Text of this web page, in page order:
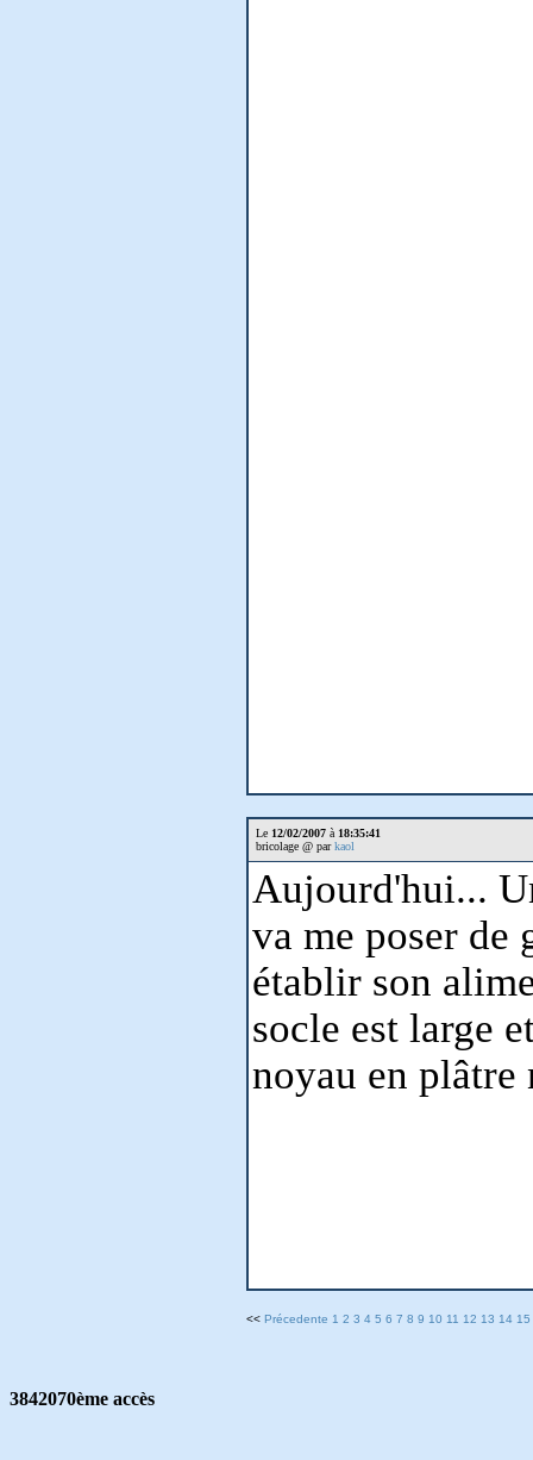
Le 12/02/2007à 18:35:41
bricolage @ parkaol
Aujourd'hui...
va me poser de
établir son
socle est large
noyau en
<< Précedente 1 2 3 4 5 6 7 8 9 10 11 12 13 14 15
3842070ème accès